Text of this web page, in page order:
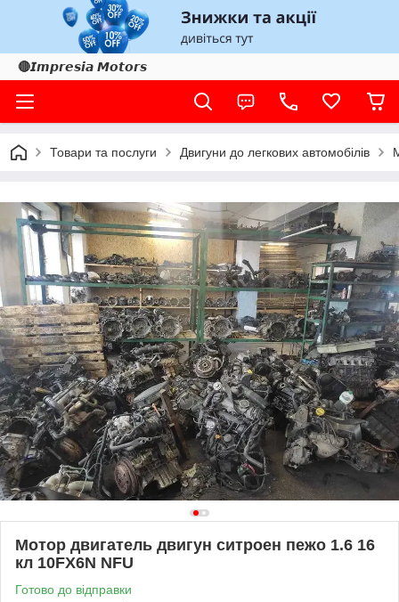
🔴𝙄𝙢𝙥𝙧𝙚𝙨𝙞𝙖 𝙈𝙤𝙩𝙤𝙧𝙨
Товари та послуги Двигуни до легкових автомобілів
Мотор двигатель двигун ситроен пежо 1.6 16
кл 10FX6N NFU
Готово до відправки